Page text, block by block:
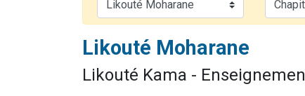
Likouté Moharane
Likouté Kama -